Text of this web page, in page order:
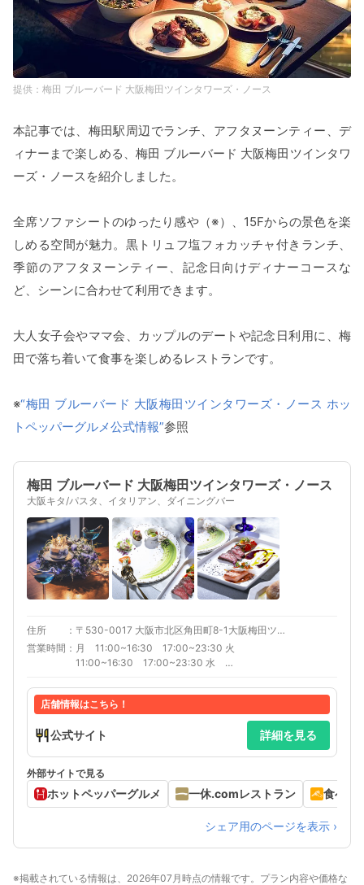
梅田 ブルーバード 大阪梅田ツインタワーズ・ノース
本記事では、梅田駅周辺でランチ、アフタヌーンティー、デ
ィナーまで楽しめる、梅田 ブルーバード 大阪梅田ツインタワ
ーズ・ノースを紹介しました。
全席ソファシートのゆったり感や（※）、15Fからの景色を楽
しめる空間が魅力。黒トリュフ塩フォカッチャ付きランチ、
季節のアフタヌーンティー、記念日向けディナーコースな
ど、シーンに合わせて利用できます。
大人女子会やママ会、カップルのデートや記念日利用に、梅
田で落ち着いて食事を楽しめるレストランです。
※“梅田 ブルーバード 大阪梅田ツインタワーズ・ノース ホッ
トペッパーグルメ公式情報”参照
梅田 ブルーバード 大阪梅田ツインタワーズ・ノース
大阪キタ/パスタ、イタリアン、ダイニングバー
住所
〒530-0017 大阪市北区角田町8-1大阪梅田ツインタワーズ・ノース 15F 大阪梅田ツインタワーズ・ノース 15F
営業時間
月 11:00~16:30 17:00~23:30 火
11:00~16:30 17:00~23:30 水
11:00~16:30 17:00~23:30 金
11:00~16:30 17:00~23:30 土
11:00~16:30 17:00~23:30
店舗情報はこちら！
公式サイト 詳細を見る
外部サイトで見る
ホットペッパーグルメ 一休.comレストラン 食べロ
シェア用のページを表示 ›
※掲載されている情報は、2026年07月時点の情報です。プラン内容や価格な